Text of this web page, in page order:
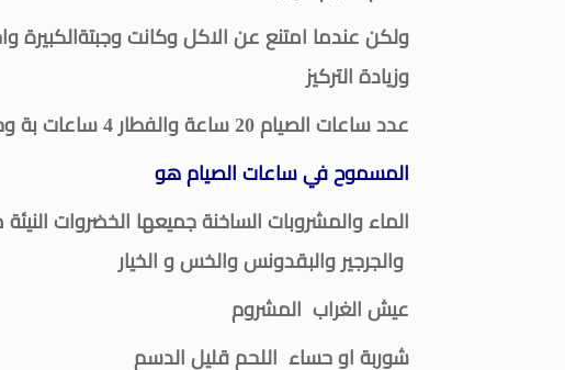
ولكن عندما امتنع عن الاكل وكانت وجبتةالكبيرة
وزيادة التركيز
.عدد ساعات الصيام 20 ساعة والفطار 4 ساعات بة وجبة كبيرة جدا او 2 وجبة متوسطة
المسموح في ساعات الصيام هو
الماء والمشروبات الساخنة جميعها الخضروات
عيش الغراب المشروم
شوربة او حساء اللحم قليل الدسم